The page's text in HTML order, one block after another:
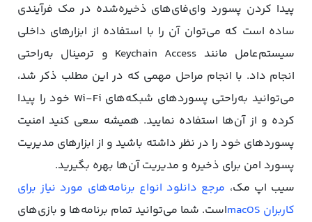
پیدا کردن پسورد وای‌فای‌های ذخیره‌شده در مک فرآیندی
ساده است که می‌توان آن را با استفاده از ابزارهای داخلی
سیستم‌‌عامل مانند Keychain Access و ترمینال به‌راحتی
انجام داد. با انجام مراحل مهمی که در این مطلب ذکر شد،
می‌توانید به‌‌راحتی پسوردهای شبکه‌های Wi-Fi خود را پیدا
کرده و از آن‌ها استفاده نمایید. همیشه سعی کنید امنیت
پسوردهای خود را در نظر داشته باشید و از ابزارهای مدیریت
پسورد امن برای ذخیره و مدیریت آن‌ها بهره بگیرید.
سیب اپ مک، مرجع دانلود انواع برنامه‌های مورد نیاز برای
کاربران macOS
است. شما می‌توانید تمام برنامه‌ها و بازی‌های